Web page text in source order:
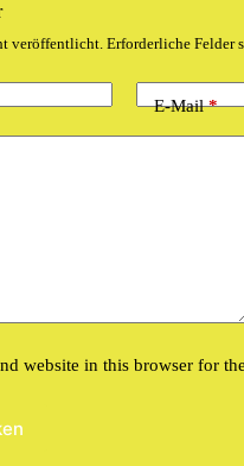
veröffentlicht. Erforderliche Felder
E-Mail*
website in this browser for